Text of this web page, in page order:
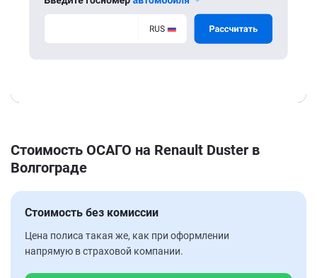
Стоимость ОСАГО на Renault Duster в
Волгограде
Стоимость без комиссии
Цена полиса такая же, как при оформлении
напрямую в страховой компании.